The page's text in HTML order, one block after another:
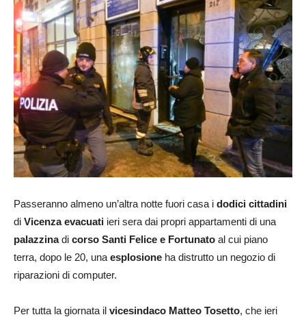
Passeranno almeno un’altra notte fuori casa i dodici cittadini
di Vicenza evacuati ieri sera dai propri appartamenti di una
palazzinadi corso Santi Felice e Fortunato al cui piano
terra, dopo le 20, una esplosione ha distrutto un negozio di
riparazioni di computer.
Per tutta la giornata il vicesindaco Matteo Tosetto, che ieri